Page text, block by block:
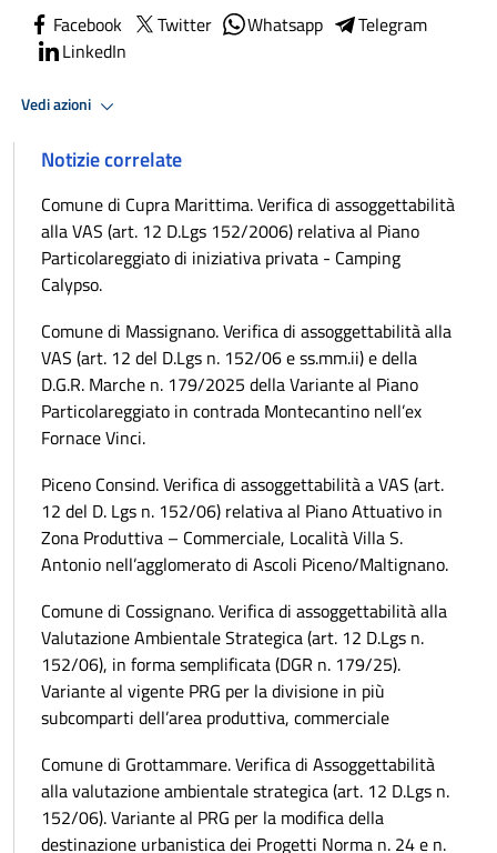
Facebook Twitter Whatsapp
Telegram
LinkedIn
Vedi azioni
Notizie correlate
Comune di Cupra Marittima. Verifica di assoggettabilità
alla VAS (art. 12 D.Lgs 152/2006) relativa al Piano
Particolareggiato di iniziativa privata - Camping
Calypso.
Comune di Massignano. Verifica di assoggettabilità alla
VAS (art. 12 del D.Lgs n. 152/06 e ss.mm.ii) e della
D.G.R. Marche n. 179/2025 della Variante al Piano
Particolareggiato in contrada Montecantino nell’ex
Fornace Vinci.
Piceno Consind. Verifica di assoggettabilità a VAS (art.
12 del D. Lgs n. 152/06) relativa al Piano Attuativo in
Zona Produttiva – Commerciale, Località Villa S.
Antonio nell’agglomerato di Ascoli Piceno/Maltignano.
Comune di Cossignano. Verifica di assoggettabilità alla
Valutazione Ambientale Strategica (art. 12 D.Lgs n.
152/06), in forma semplificata (DGR n. 179/25).
Variante al vigente PRG per la divisione in più
subcomparti dell’area produttiva, commerciale
Comune di Grottammare. Verifica di Assoggettabilità
alla valutazione ambientale strategica (art. 12 D.Lgs n.
152/06). Variante al PRG per la modifica della
destinazione urbanistica dei Progetti Norma n. 24 e n.